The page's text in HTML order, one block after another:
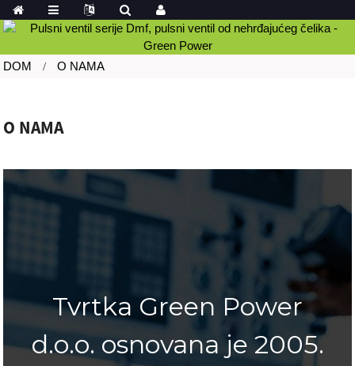
DOM O NAMA
O NAMA
Tvrtka Green Power
d.o.o. osnovana je 2005.